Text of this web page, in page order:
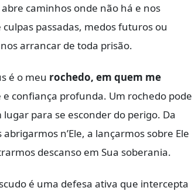
caminhos onde não há e nos
passadas, medos futuros ou
arrancar de toda prisão.
é o meu rochedo, em quem me
confiança profunda. Um rochedo pode
para se esconder do perigo. Da
n’Ele, a lançarmos sobre Ele
descanso em Sua soberania.
é uma defesa ativa que intercepta